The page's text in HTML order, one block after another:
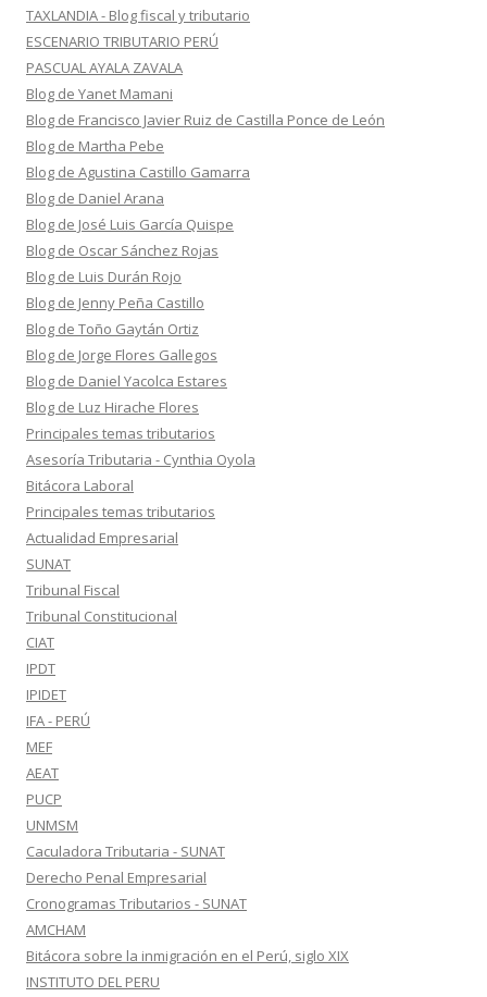
TAXLANDIA - Blog fiscal y tributario
ESCENARIO TRIBUTARIO PERÚ
PASCUAL AYALA ZAVALA
Blog de Yanet Mamani
Blog de Francisco Javier Ruiz de Castilla Ponce de León
Blog de Martha Pebe
Blog de Agustina Castillo Gamarra
Blog de Daniel Arana
Blog de José Luis García Quispe
Blog de Oscar Sánchez Rojas
Blog de Luis Durán Rojo
Blog de Jenny Peña Castillo
Blog de Toño Gaytán Ortiz
Blog de Jorge Flores Gallegos
Blog de Daniel Yacolca Estares
Blog de Luz Hirache Flores
Principales temas tributarios
Asesoría Tributaria - Cynthia Oyola
Bitácora Laboral
Principales temas tributarios
Actualidad Empresarial
SUNAT
Tribunal Fiscal
Tribunal Constitucional
CIAT
IPDT
IPIDET
IFA - PERÚ
MEF
AEAT
PUCP
UNMSM
Caculadora Tributaria - SUNAT
Derecho Penal Empresarial
Cronogramas Tributarios - SUNAT
AMCHAM
Bitácora sobre la inmigración en el Perú, siglo XIX
INSTITUTO DEL PERU